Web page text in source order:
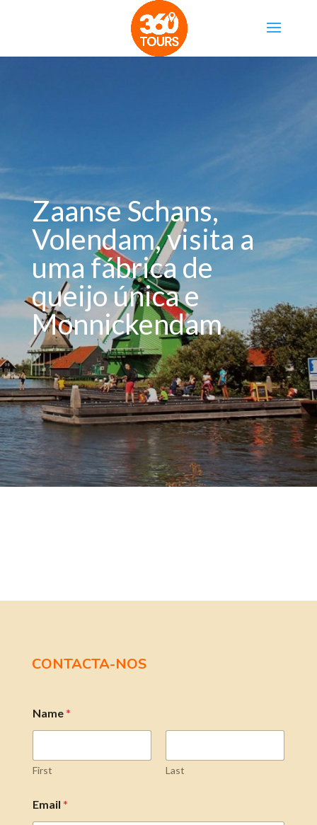
Zaanse Schans,
Volendam, visita a
uma fábrica de
queijo única e
Monnickendam
CONTACTA-NOS
Name*
First Last
Email *